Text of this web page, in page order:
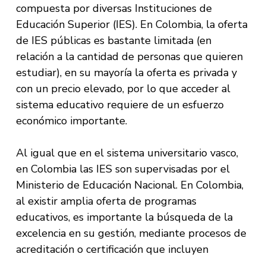
compuesta por diversas Instituciones de
Educación Superior (IES). En Colombia, la oferta
de IES públicas es bastante limitada (en
relación a la cantidad de personas que quieren
estudiar), en su mayoría la oferta es privada y
con un precio elevado, por lo que acceder al
sistema educativo requiere de un esfuerzo
económico importante.
Al igual que en el sistema universitario vasco,
en Colombia las IES son supervisadas por el
Ministerio de Educación Nacional. En Colombia,
al existir amplia oferta de programas
educativos, es importante la búsqueda de la
excelencia en su gestión, mediante procesos de
acreditación o certificación que incluyen